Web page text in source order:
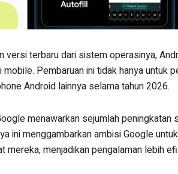
versi terbaru dari sistem operasinya,
Pembaruan ini tidak hanya untuk
Android lainnya selama tahun 2026.
menawarkan sejumlah
ini menggambarkan ambisi Google
mereka, menjadikan pengalaman lebih